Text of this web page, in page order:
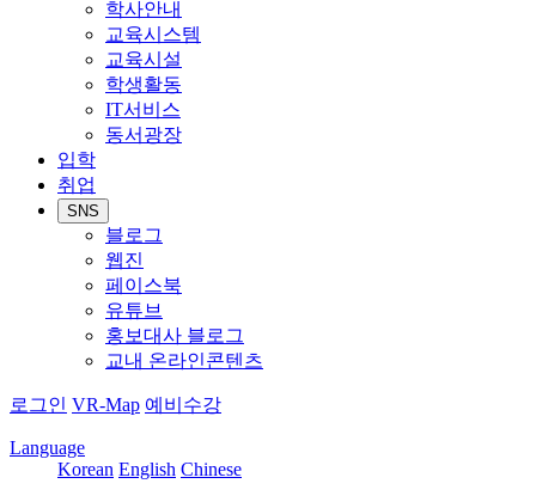
학사안내
교육시스템
교육시설
학생활동
IT서비스
동서광장
입학
취업
SNS
블로그
웹진
페이스북
유튜브
홍보대사 블로그
교내 온라인콘텐츠
로그인 VR-Map 예비수강
Language
Korean English Chinese